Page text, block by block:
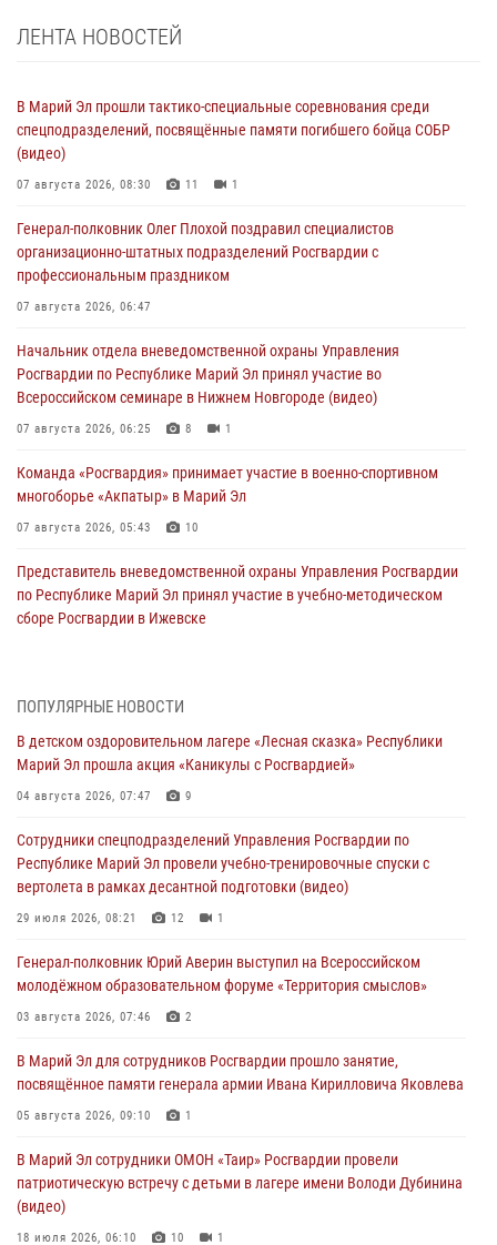
ЛЕНТА НОВОСТЕЙ
В Марий Эл прошли тактико-специальные соревнования среди
спецподразделений, посвящённые памяти погибшего бойца СОБР
(видео)
07 августа 2026, 08:30 11 1
Генерал-полковник Олег Плохой поздравил специалистов
организационно-штатных подразделений Росгвардии с
профессиональным праздником
07 августа 2026, 06:47
Начальник отдела вневедомственной охраны Управления
Росгвардии по Республике Марий Эл принял участие во
Всероссийском семинаре в Нижнем Новгороде (видео)
07 августа 2026, 06:25 8 1
Команда «Росгвардия» принимает участие в военно-спортивном
многоборье «Акпатыр» в Марий Эл
07 августа 2026, 05:43 10
Представитель вневедомственной охраны Управления Росгвардии
по Республике Марий Эл принял участие в учебно-методическом
сборе Росгвардии в Ижевске
провели более 90 проверок мест хранения гражданского оружия
06 августа 2026, 08:00
В Марий Эл сотрудники вневедомственной охраны Росгвардии за
05 августа 2026, 09:44
В Марий Эл для сотрудников Росгвардии прошло занятие,
посвящённое памяти генерала армии Ивана Кирилловича Яковлева
В детском оздоровительном лагере «Лесная сказка» Республики
Марий Эл прошла акция «Каникулы с Росгвардией»
Сотрудники Центра лицензионно-разрешительной работы
Управления Росгвардии по Республике Марий Эл приняли участие в
04 августа 2026, 06:46
ПОПУЛЯРНЫЕ НОВОСТИ
В детском оздоровительном лагере «Лесная сказка» Республики
Марий Эл прошла акция «Каникулы с Росгвардией»
04 августа 2026, 07:47 9
Сотрудники спецподразделений Управления Росгвардии по
Республике Марий Эл провели учебно-тренировочные спуски с
вертолета в рамках десантной подготовки (видео)
29 июля 2026, 08:21 12 1
Генерал-полковник Юрий Аверин выступил на Всероссийском
молодёжном образовательном форуме «Территория смыслов»
03 августа 2026, 07:46 2
В Марий Эл для сотрудников Росгвардии прошло занятие,
посвящённое памяти генерала армии Ивана Кирилловича Яковлева
05 августа 2026, 09:10 1
В Марий Эл сотрудники ОМОН «Таир» Росгвардии провели
патриотическую встречу с детьми в лагере имени Володи Дубинина
(видео)
18 июля 2026, 06:10 10 1